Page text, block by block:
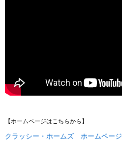
【ホームページはこちらから】
クラッシー・ホームズ ホームページ